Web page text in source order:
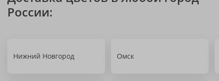
России:
Нижний Новгород Омск